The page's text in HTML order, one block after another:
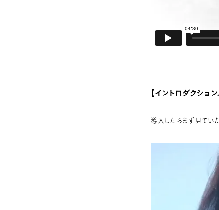
【イントロダクション
導入したらまず見てい